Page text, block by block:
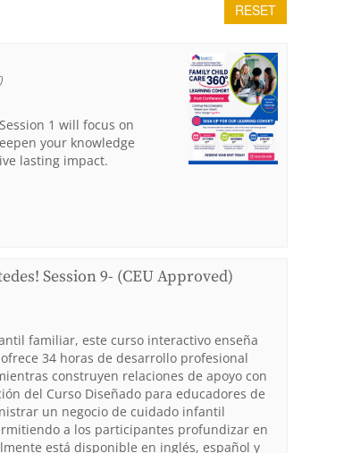
RESET
1 will focus on
your knowledge
lasting impact.
Session 9- (CEU Approved)
familiar, este curso interactivo enseña
34 horas de desarrollo profesional
construyen relaciones de apoyo con
del Curso Diseñado para educadores de
un negocio de cuidado infantil
a los participantes profundizar en
está disponible en inglés, español y